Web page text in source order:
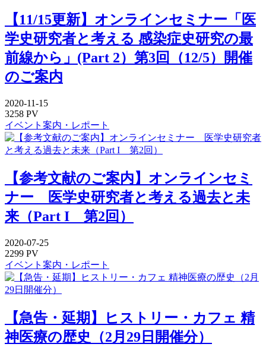
【11/15更新】オンラインセミナー「医
学史研究者と考える 感染症史研究の最
前線から」(Part 2）第3回（12/5）開催
のご案内
2020-11-15
3258 PV
イベント案内・レポート
【参考文献のご案内】オンラインセミ
ナー 医学史研究者と考える過去と未
来（Part I 第2回）
2020-07-25
2299 PV
イベント案内・レポート
【急告・延期】ヒストリー・カフェ 精
神医療の歴史（2月29日開催分）